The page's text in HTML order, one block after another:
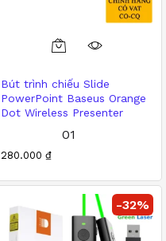
Bút trình chiếu Slide
PowerPoint Baseus Orange
Dot Wireless Presenter
Được xếp
5.00
01
280.000 ₫
-32%